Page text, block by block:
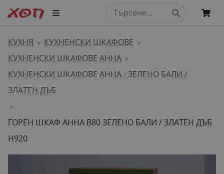
КУХНЯ » КУХНЕНСКИ ШКАФОВЕ »
КУХНЕНСКИ ШКАФОВЕ АННА »
КУХНЕНСКИ ШКАФОВЕ АННА - ЗЕЛЕНО БАЛИ /
ЗЛАТЕН ДЪБ
»
ГОРЕН ШКАФ АННА B80 ЗЕЛЕНО БАЛИ / ЗЛАТЕН ДЪБ
H920